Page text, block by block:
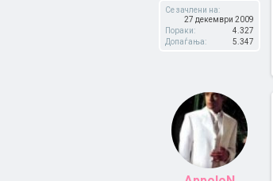
Се зачлени на:
27 декември 2009
Пораки:
4.327
Допаѓања:
5.347